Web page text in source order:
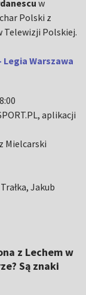
w
Polski z
Telewizji Polskiej.
Legia Warszawa
aplikacji
Mielcarski
Jakub
z Lechem w
Są znaki